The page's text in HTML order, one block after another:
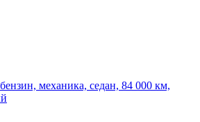
механика, седан, 84 000 км,